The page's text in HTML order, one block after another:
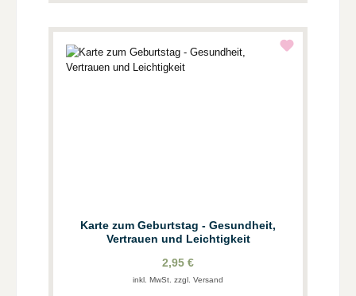
Karte zum Geburtstag - Gesundheit,
Vertrauen und Leichtigkeit
2,95 €
inkl. MwSt. zzgl. Versand